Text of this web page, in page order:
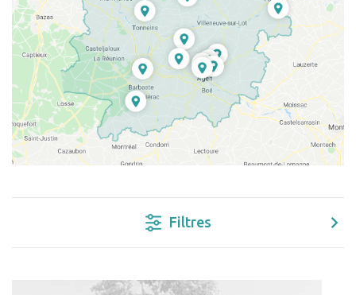
Filtres